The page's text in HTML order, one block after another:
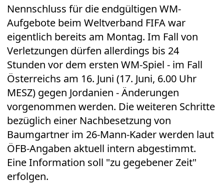
Nennschluss für die endgültigen WM-
Aufgebote beim Weltverband FIFA war
eigentlich bereits am Montag. Im Fall von
Verletzungen dürfen allerdings bis 24
Stunden vor dem ersten WM-Spiel - im Fall
Österreichs am 16. Juni (17. Juni, 6.00 Uhr
MESZ) gegen Jordanien - Änderungen
vorgenommen werden. Die weiteren Schritte
bezüglich einer Nachbesetzung von
Baumgartner im 26-Mann-Kader werden laut
ÖFB-Angaben aktuell intern abgestimmt.
Eine Information soll "zu gegebener Zeit"
erfolgen.